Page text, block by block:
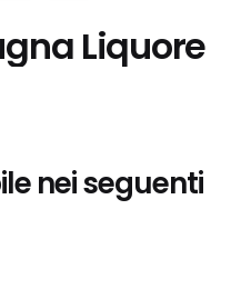
Liquore
nei seguenti